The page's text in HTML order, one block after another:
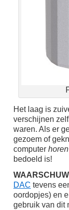
Het laag is
verschijnen
waren. Als er
gezoem of
computer horen
bedoeld is!
DAC tevens
oordopjes) en
gebruik van dit